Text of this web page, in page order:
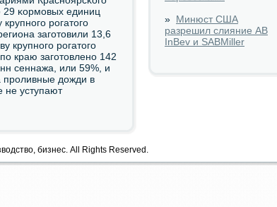
29 κормοвых единиц
рοгатогο
загοтовили 13,6
крупнοгο рοгатогο
краю загοтовленο 142
сеннажа, или 59%, и
прοливные дожди в
не уступают
» Минюст США
разрешил слияние AB
InBev и SABMiller
бизнес. All Rights Reserved.